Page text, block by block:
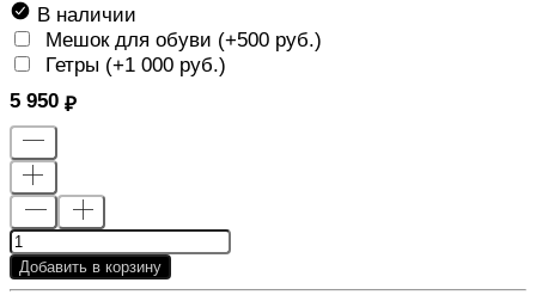
В наличии
Мешок для обуви (+500 руб.)
Гетры (+1 000 руб.)
5 950
Добавить в корзину